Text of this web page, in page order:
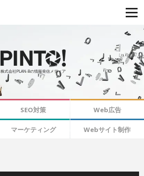
株式会社PLAN-Bの情報発信メディア
SEO対策 Web広告
マーケティング Webサイト制作